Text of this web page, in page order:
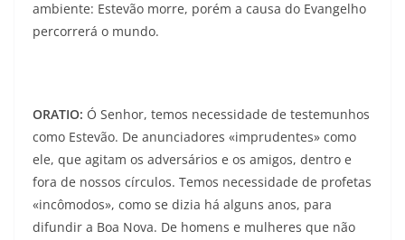
ambiente: Estevão morre, porém a causa do Evangelho
percorrerá o mundo.
ORATIO: Ó Senhor, temos necessidade de testemunhos
como Estevão. De anunciadores «imprudentes» como
ele, que agitam os adversários e os amigos, dentro e
fora de nossos círculos. Temos necessidade de profetas
«incômodos», como se dizia há alguns anos, para
difundir a Boa Nova. De homens e mulheres que não